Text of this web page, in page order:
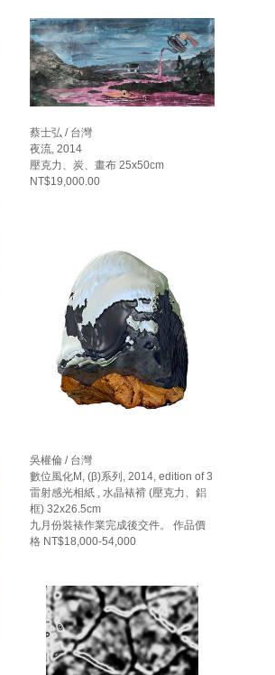
蔡士弘 / 台灣
夜流, 2014
壓克力、炭、畫布 25x50cm
NT$19,000.00
吳權倫 / 台灣
數位風化M, (β)系列, 2014, edition of 3
雷射感光相紙 , 水晶裱褙 (壓克力、鋁
框) 32x26.5cm
九月份裝裱作業完成後交件。 作品價
格 NT$18,000-54,000